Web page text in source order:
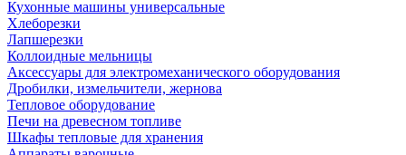
Кухонные машины универсальные
Хлеборезки
Лапшерезки
Коллоидные мельницы
Аксессуары для электромеханического оборудования
Дробилки, измельчители, жернова
Тепловое оборудование
Печи на древесном топливе
Шкафы тепловые для хранения